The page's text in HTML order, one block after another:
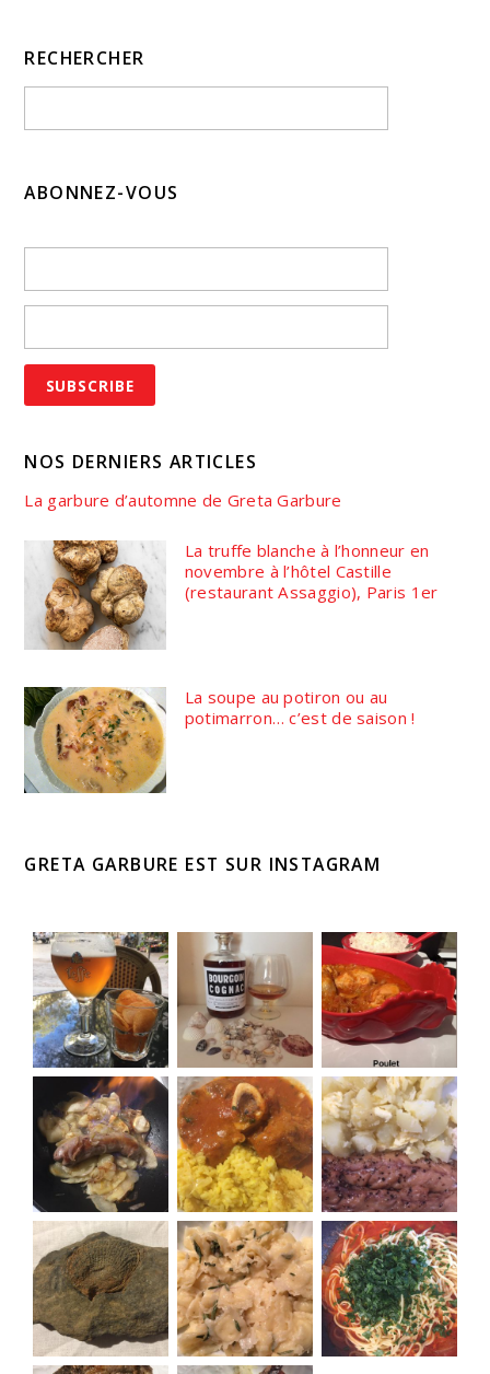
RECHERCHER
ABONNEZ-VOUS
NOS DERNIERS ARTICLES
La garbure d’automne de Greta Garbure
La truffe blanche à l’honneur en
novembre à l’hôtel Castille
(restaurant Assaggio), Paris 1er
La soupe au potiron ou au
potimarron… c’est de saison !
GRETA GARBURE EST SUR INSTAGRAM